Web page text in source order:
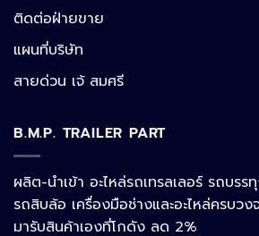
ติดต่อฝ่ายขาย
แผนที่บริษัท
สายด่วน เจ้ สมศรี
B.M.P. TRAILER PART
ผลิต-นำเข้า อะไหล่รถเทรลเลอร์ รถบรร
รถสิบล้อ เครื่องมือช่างและอะไหล่ครบวง
มารับสินค้าเองที่โกดัง ลด 2%